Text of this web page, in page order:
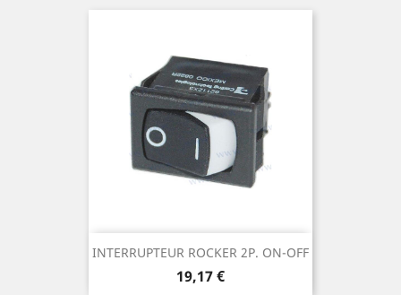
INTERRUPTEUR ROCKER 2P. ON-OFF
Prix
19,17 €